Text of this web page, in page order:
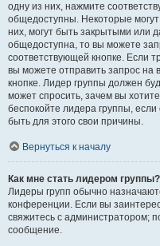
одну из них, нажмите
общедоступны. Некоторые
них, могут быть закрытыми или
общедоступна, то вы можете
соответствующей кнопке. Если
вы можете отправить запрос на
кнопке. Лидер группы должен
может спросить, зачем вы
беспокойте лидера группы,
быть для этого свои причины.
Вернуться к началу
Как мне стать лидером группы?
Лидеры групп обычно
конференции. Если вы
свяжитесь с администратором;
сообщение.